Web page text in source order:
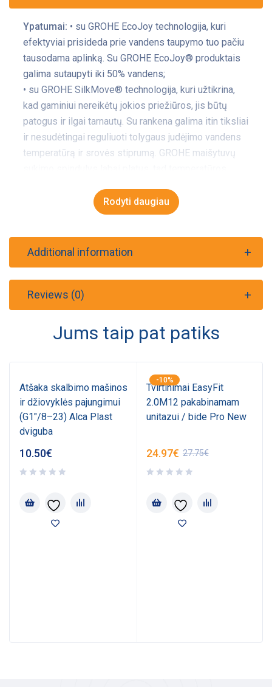
Ypatumai: • su GROHE EcoJoy technologija, kuri
efektyviai prisideda prie vandens taupymo tuo pačiu
tausodama aplinką. Su GROHE EcoJoy® produktais
galima sutaupyti iki 50% vandens;
• su GROHE SilkMove® technologija, kuri užtikrina,
kad gaminiui nereikėtų jokios priežiūros, jis būtų
patogus ir ilgai tarnautų. Su rankena galima itin tiksliai
ir nesudėtingai reguliuoti tolygaus judėjimo vandens
temperatūrą ir srovės stiprumą. GROHE maišytuvų
• 35 mm keraminė kasetė;
• su GROHE StarLight® chromuota danga, kuria
ir nepraranda blizgesio – net ir naudojant daugelį
• prijungimas lanksčiomis žarnelėmis.
Rodyti daugiau
Additional information
Reviews (0)
Jums taip pat patiks
Atšaka skalbimo mašinos
ir džiovyklės pajungimui
(G1"/8–23) Alca Plast
dviguba
10.50€
-10%
Tvirtinimai EasyFit
2.0M12 pakabinamam
unitazui / bide Pro New
27.75€
24.97€